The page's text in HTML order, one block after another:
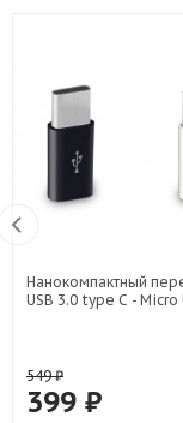
Нанокомпактный
USB 3.0 type C - Micro
549₽
399 ₽